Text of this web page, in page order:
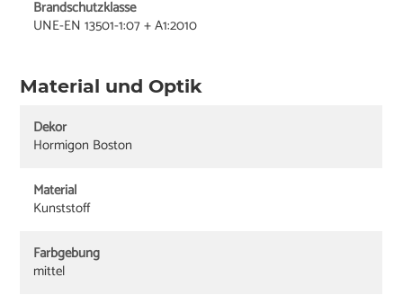
Brandschutzklasse
UNE-EN 13501-1:07 + A1:2010
Material und Optik
Dekor
Hormigon Boston
Material
Kunststoff
Farbgebung
mittel